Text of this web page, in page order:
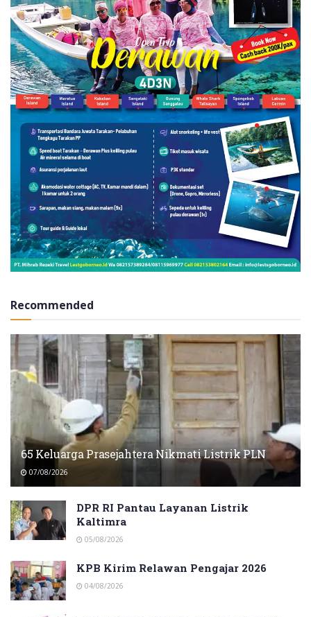
Recommended
65 Keluarga Prasejahtera Nikmati Listrik PLN
07/08/2026
DPR RI Pantau Layanan Listrik
Kaltimra
05/08/2026
KPB Kirim Relawan Pengajar 2026
04/08/2026